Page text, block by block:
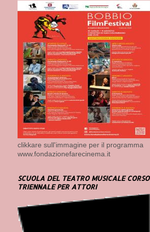
clikkare sull'immagine per il programma
www.fondazionefarecinema.it
SCUOLA DEL TEATRO MUSICALE CORSO
TRIENNALE PER ATTORI